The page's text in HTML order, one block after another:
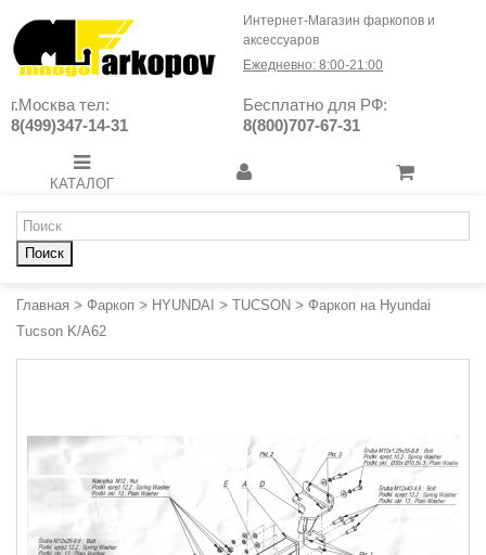
Интернет-Магазин фаркопов и
аксессуаров
Ежедневно: 8:00-21:00
г.Москва тел:
8(499)347-14-31
Бесплатно для РФ:
8(800)707-67-31
КАТАЛОГ
Поиск
Главная > Фаркоп > HYUNDAI > TUCSON > Фаркоп на Hyundai
Tucson K/A62